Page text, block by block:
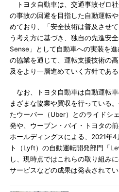
トヨタ自動車は、交通事故ゼロ
の事故の回避を目指した自動運転
めており、「安全技術は普及させ
う考え方に基づき、独自の先進安
Sense」として自動車への実装を
の協業を通じて、運転支援技術の
及をより一層進めていく方針である
なお、トヨタ自動車は自動運転
まざまな協業や買収を行っている
たウーバー（Uber）とのライドシ
発や、ウーブン・バイ・トヨタの
ホールディングスによる、2021年
ト（Lyft）の自動運転開発部門「
し、現時点ではこれらの取り組み
サービスなどの成果は発表されてい